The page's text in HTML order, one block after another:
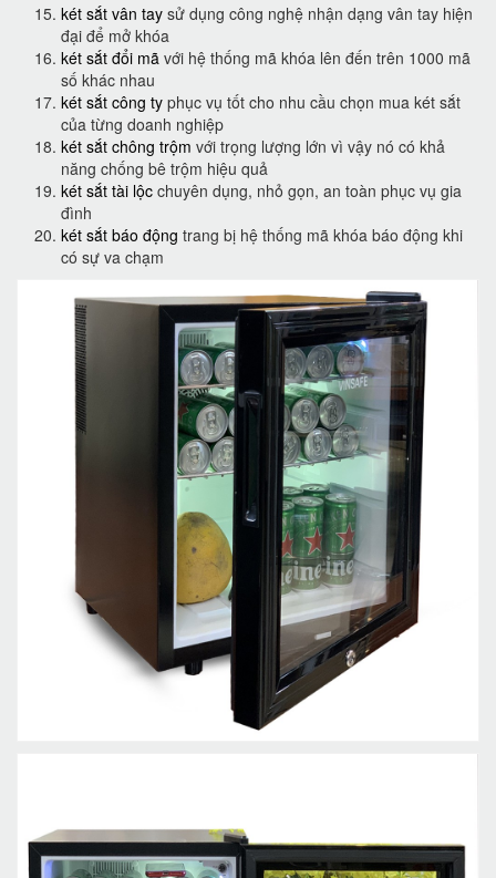
két sắt vân tay sử dụng công nghệ nhận dạng vân tay hiện
đại để mở khóa
két sắt đổi mã với hệ thống mã khóa lên đến trên 1000 mã
số khác nhau
két sắt công ty phục vụ tốt cho nhu cầu chọn mua két sắt
của từng doanh nghiệp
két sắt chông trộm với trọng lượng lớn vì vậy nó có khả
năng chống bê trộm hiệu quả
két sắt tài lộc chuyên dụng, nhỏ gọn, an toàn phục vụ gia
đình
két sắt báo động trang bị hệ thống mã khóa báo động khi
có sự va chạm